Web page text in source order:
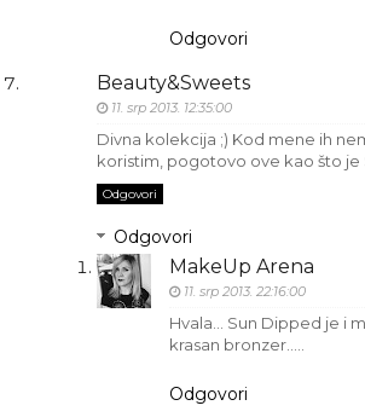
Odgovori
Beauty&Sweets
11. srp 2013. 12:35:00
Divna kolekcija ;) Kod mene ih
koristim, pogotovo ove kao što je
Odgovori
Odgovori
MakeUp Arena
11. srp 2013. 22:16:00
Hvala... Sun Dipped je i
krasan bronzer.....
Odgovori